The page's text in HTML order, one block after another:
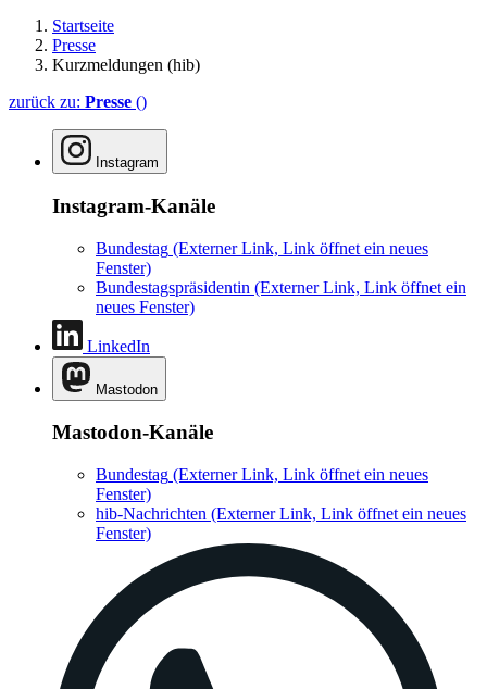
Startseite
Presse
Kurzmeldungen (hib)
zurück zu: Presse ()
Instagram
Instagram-Kanäle
Bundestag (Externer Link, Link öffnet ein neues
Fenster)
Bundestagspräsidentin (Externer Link, Link öffnet ein
neues Fenster)
LinkedIn
Mastodon
Mastodon-Kanäle
Bundestag (Externer Link, Link öffnet ein neues
Fenster)
hib-Nachrichten (Externer Link, Link öffnet ein neues
Fenster)